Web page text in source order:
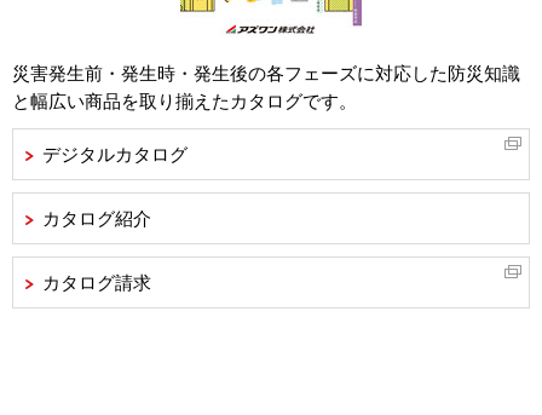
災害発生前・発生時・発生後の各フェーズに対応した防災知識
と幅広い商品を取り揃えたカタログです。
デジタルカタログ
カタログ紹介
カタログ請求